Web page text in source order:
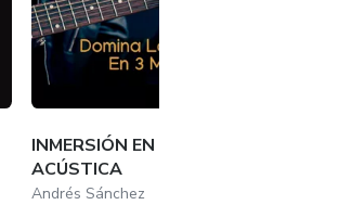
INMERSIÓN EN GUITARRA
ACÚSTICA
Andrés Sánchez